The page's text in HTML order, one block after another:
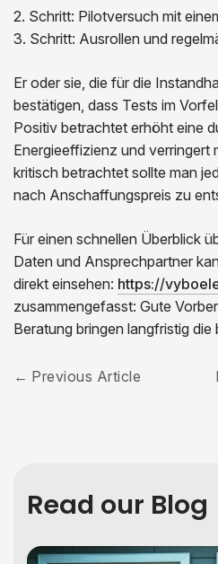
2. Schritt: Pilotversuch mit
3. Schritt: Ausrollen und
Er oder sie, die für die
bestätigen, dass Tests im
Positiv betrachtet erhöht eine
Energieeffizienz und verringert
kritisch betrachtet sollte man
nach Anschaffungspreis zu
Für einen schnellen Überblick
Daten und Ansprechpartner
direkt einsehen: https://
zusammengefasst: Gute
Beratung bringen langfristig die
Previous Article
Read our Blog